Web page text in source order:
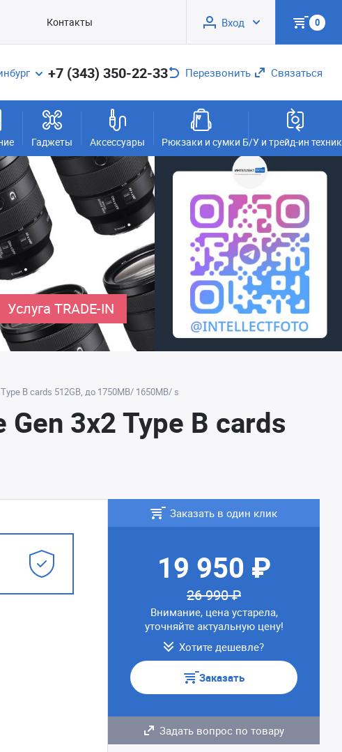
Контакты Вход 0
+7 (343) 350-22-33 Перезвонить Связаться
Гаджеты Аксессуары Рюкзаки и сумки Б/У и трейд-ин
Услуга TRADE-IN
B cards 512GB, до 1750MB/ 1650MB/ s
3x2 Type B cards
Заказать в один клик
19 950 ₽
26 990 ₽
Внимание, цена устарела,
уточняйте актуальную цену!
Хотите дешевле?
Заказать
Задать вопрос по товару